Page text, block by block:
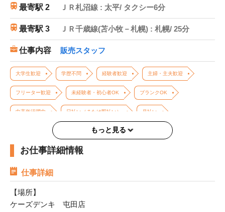
最寄駅 2 ＪＲ札沼線 : 太平/ タクシー6分
最寄駅 3 ＪＲ千歳線(苫小牧－札幌) : 札幌/ 25分
仕事内容 販売スタッフ
大学生歓迎 学歴不問 経験者歓迎 主婦・主夫歓迎
フリーター歓迎 未経験者・初心者OK ブランクOK
中高年活躍中 日払い（または即払い） 月払い
週4日以上OK 長期歓迎
バイク・車通勤OK 交通費支給
もっと見る
お仕事詳細情報
仕事詳細
【場所】
ケーズデンキ 屯田店